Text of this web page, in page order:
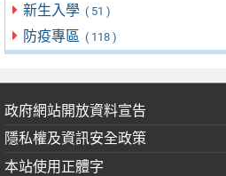
新生入學 ( 51 )
防疫專區 ( 118 )
政府網站開放資料宣告
隱私權及資訊安全政策
本站使用正體字